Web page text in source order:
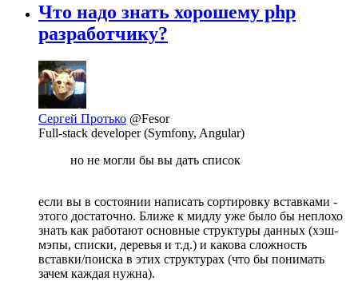
Что надо знать хорошему php
разработчику?
Сергей Протько @Fesor
Full-stack developer (Symfony, Angular)
но не могли бы вы дать список
если вы в состоянии написать сортировку вставками -
этого достаточно. Ближе к мидлу уже было бы неплохо
знать как работают основные структуры данных (хэш-
мэпы, списки, деревья и т.д.) и какова сложность
вставки/поиска в этих структурах (что бы понимать
зачем каждая нужна).